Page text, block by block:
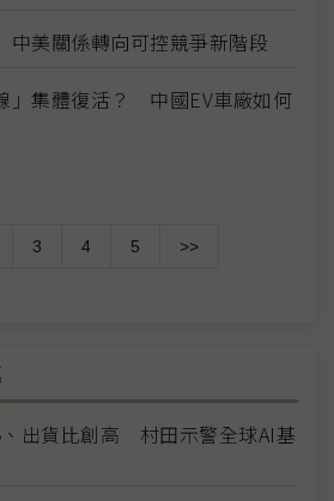
美關係轉向可控競爭新階段
」集體復活？ 中國EV車廠如何
3 4 5 >>
、出貨比創高 村田示警全球AI基